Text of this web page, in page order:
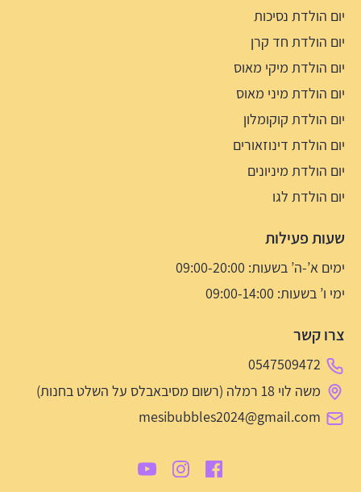
יום הולדת נסיכות
יום הולדת חד קרן
יום הולדת מיקי מאוס
יום הולדת מיני מאוס
יום הולדת קוקומלון
יום הולדת דינוזאורים
יום הולדת מיניונים
יום הולדת לגו
שעות פעילות
ימים א’-ה’ בשעות: 09:00-20:00
ימי ו’ בשעות: 09:00-14:00
צרו קשר
0547509472
משה לוי 18 רמלה (רשום מסיבאבלס על השלט בחנות)
mesibubbles2024@gmail.com